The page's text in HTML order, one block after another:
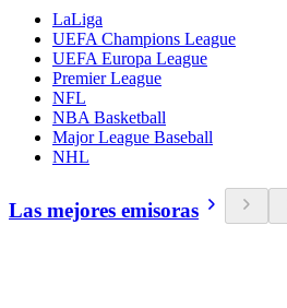
LaLiga
UEFA Champions League
UEFA Europa League
Premier League
NFL
NBA Basketball
Major League Baseball
NHL
Las mejores emisoras